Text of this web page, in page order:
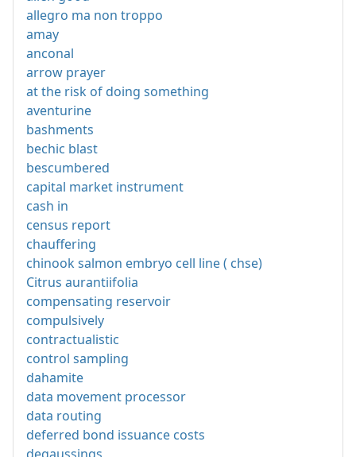
allegro ma non troppo
amay
anconal
arrow prayer
at the risk of doing something
aventurine
bashments
bechic blast
bescumbered
capital market instrument
cash in
census report
chauffering
chinook salmon embryo cell line ( chse)
Citrus aurantiifolia
compensating reservoir
compulsively
contractualistic
control sampling
dahamite
data movement processor
data routing
deferred bond issuance costs